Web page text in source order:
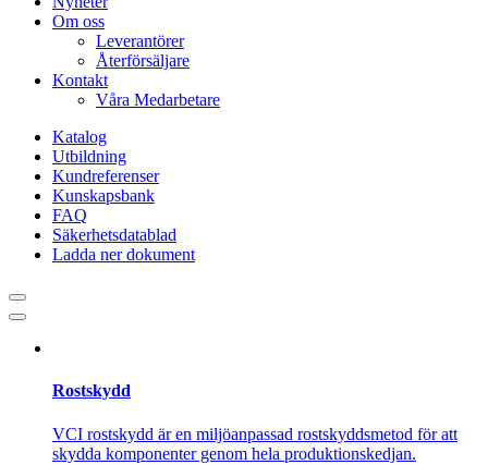
Om oss
Leverantörer
Återförsäljare
Kontakt
Våra Medarbetare
Katalog
Utbildning
Kundreferenser
Kunskapsbank
FAQ
Säkerhetsdatablad
Ladda ner dokument
Rostskydd
VCI rostskydd är en miljöanpassad rostskyddsmetod för att
skydda komponenter genom hela produktionskedjan.